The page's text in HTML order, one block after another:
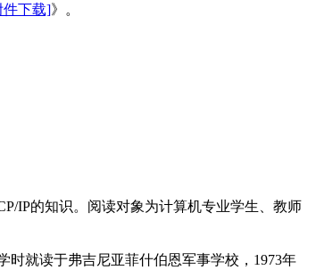
件下载]》。
IP的知识。阅读对象为计算机专业学生、教师
时就读于弗吉尼亚菲什伯恩军事学校，1973年